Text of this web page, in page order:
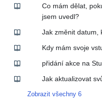
Co mám dělat,
jsem uvedl?
Jak změnit datum,
Kdy mám svoje
přidání akce na
Jak aktualizovat
Zobrazit všechny 6